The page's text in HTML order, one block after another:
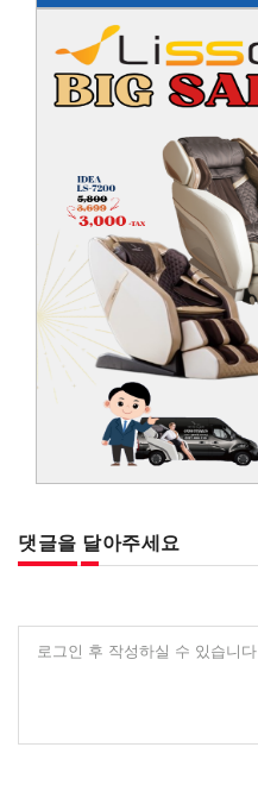
댓글을 달아주세요
로그인 후 작성하실 수 있습니다